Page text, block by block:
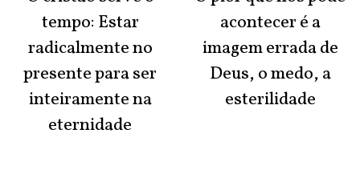
tempo: Estar
radicalmente no
presente para ser
inteiramente na
eternidade
acontecer é a
imagem errada de
Deus, o medo, a
esterilidade